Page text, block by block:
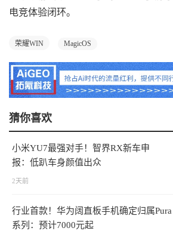
电竞体验闭环。
荣耀WIN MagicOS
猜你喜欢
小米YU7最强对手！智界RX新车申
报：低趴车身颜值出众
2天前
行业首款！华为阔直板手机确定归属
系列：预计7000元起